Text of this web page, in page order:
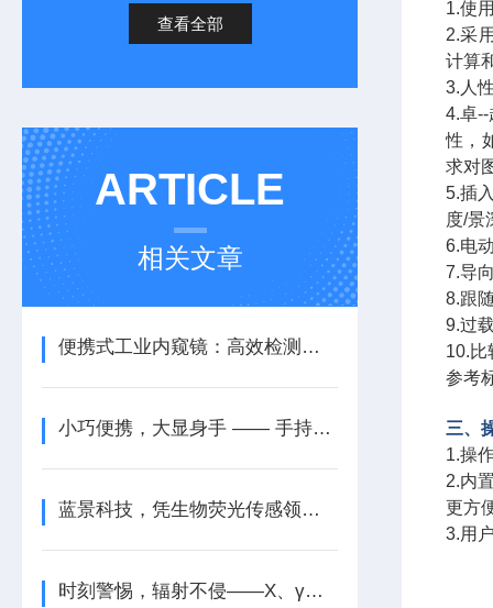
查看全部
ARTICLE
相关文章
便携式工业内窥镜：高效检测的便捷之选
小巧便携，大显身手 —— 手持式工业内窥镜
蓝景科技，凭生物荧光传感领航毒性检测
时刻警惕，辐射不侵——X、γ辐射报警仪
1.使
2.采
计算
3.人
4.卓
性，
求对
5.插
度/景
6.电
7.导
8.跟
9.过
10.比
参考
三、
1.操
2.内
更方
3.用